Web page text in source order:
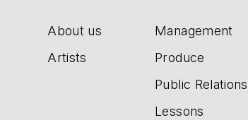
About us
Artists
Management
Produce
Public Relations
Lessons